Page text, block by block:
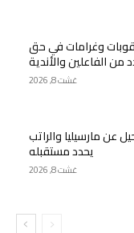
وغرامات في حق
من الفاعلين والأندية
غشت 8, 2026
عن مارسيليا والراتب
يحدد مستقبله
غشت 8, 2026